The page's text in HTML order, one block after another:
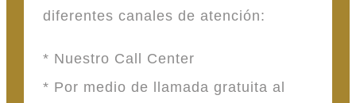
diferentes canales de atención:
* Nuestro Call Center
* Por medio de llamada gratuita al